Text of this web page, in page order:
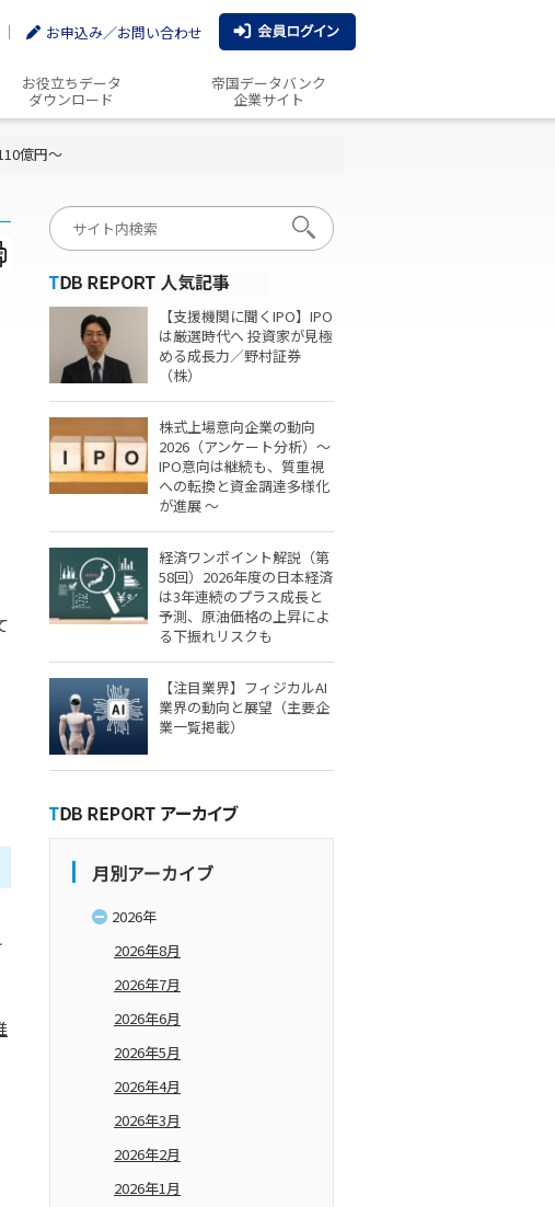
お申込み／お問い合わせ
お役立ちデータ
ダウンロード
帝国データバンク
企業サイト
億円～
【支援機関に聞くIPO】IPO
は厳選時代へ 投資家が見極
める成長力／野村証券
（株）
株式上場意向企業の動向
2026（アンケート分析）～
IPO意向は継続も、質重視
への転換と資金調達多様化
が進展 ～
経済ワンポイント解説（第
58回）2026年度の日本経済
は3年連続のプラス成長と
予測、原油価格の上昇によ
る下振れリスクも
【注目業界】フィジカルAI
業界の動向と展望（主要企
業一覧掲載）
月別アーカイブ
2026年
2026年8月
2026年7月
2026年6月
2026年5月
2026年4月
2026年3月
2026年2月
2026年1月